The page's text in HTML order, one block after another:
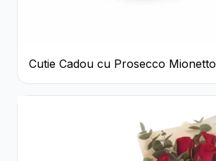
Cutie Cadou cu Prosecco Mionetto
Ferrero Rocher și Flori Pastelate